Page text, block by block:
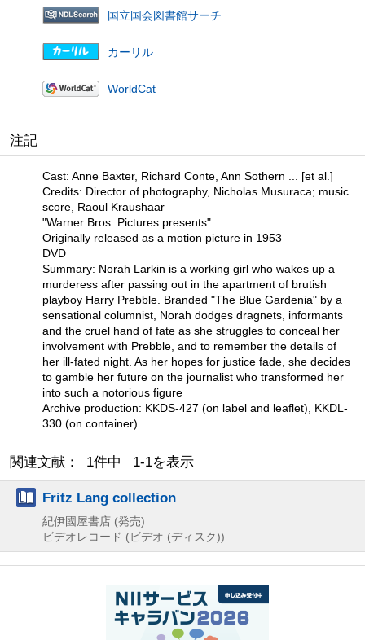
国立国会図書館サーチ
カーリル
WorldCat
注記
Cast: Anne Baxter, Richard Conte, Ann Sothern ... [et al.]
Credits: Director of photography, Nicholas Musuraca; music
score, Raoul Kraushaar
"Warner Bros. Pictures presents"
Originally released as a motion picture in 1953
DVD
Summary: Norah Larkin is a working girl who wakes up a
murderess after passing out in the apartment of brutish
playboy Harry Prebble. Branded "The Blue Gardenia" by a
sensational columnist, Norah dodges dragnets, informants
and the cruel hand of fate as she struggles to conceal her
involvement with Prebble, and to remember the details of
her ill-fated night. As her hopes for justice fade, she decides
to gamble her future on the journalist who transformed her
into such a notorious figure
Archive production: KKDS-427 (on label and leaflet), KKDL-
330 (on container)
関連文献： 1件中 1-1を表示
Fritz Lang collection
紀伊國屋書店 (発売)
ビデオレコード (ビデオ (ディスク))